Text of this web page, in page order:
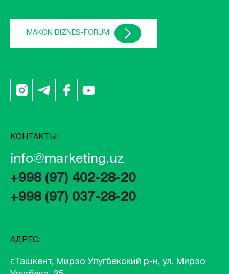
MAKON BIZNES-FORUM
КОНТАКТЫ:
info@marketing.uz
+998 (97) 402-28-20
+998 (97) 037-28-20
АДРЕС:
г.Ташкент, Мирзо Улугбекский р-н, ул. Мирзо